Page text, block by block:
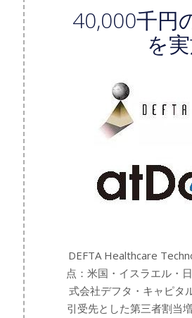
40,000千円
を
DEFTA Healthcare
点：米国・イスラエル・
式会社デフタ・キャピタ
引受先とした第三者割当